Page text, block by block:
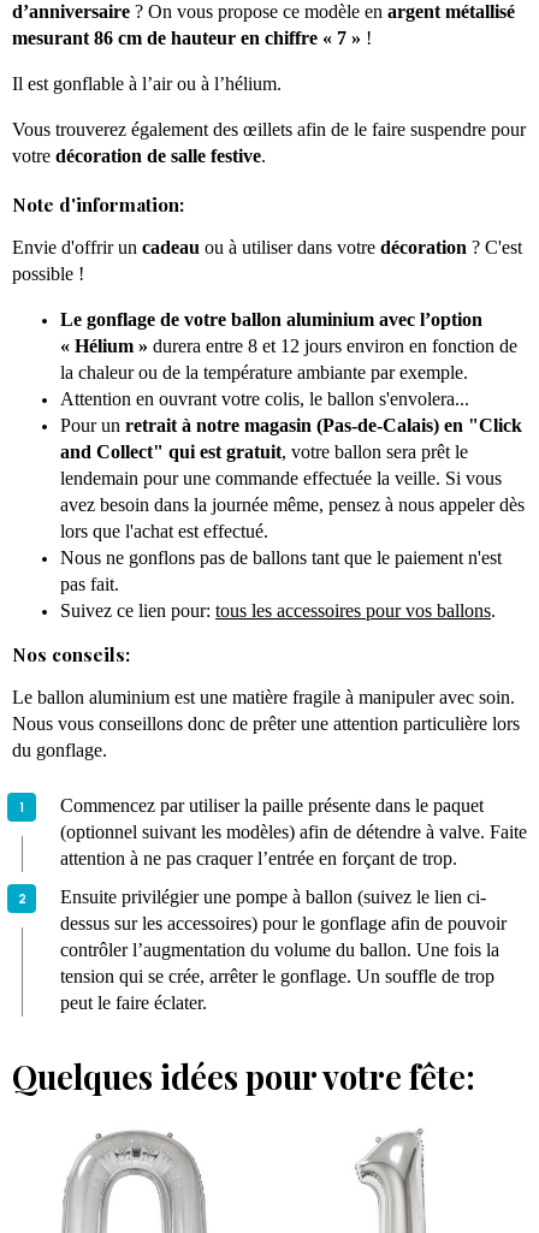
d’anniversaire ? On vous propose ce modèle en argent métallisé
mesurant 86 cm de hauteur en chiffre « 7 » !
Il est gonflable à l’air ou à l’hélium.
Vous trouverez également des œillets afin de le faire suspendre pour
votre décoration de salle festive.
Note d'information:
Envie d'offrir un cadeau ou à utiliser dans votre décoration ? C'est
possible !
Le gonflage de votre ballon aluminium avec l’option
« Hélium » durera entre 8 et 12 jours environ en fonction de
la chaleur ou de la température ambiante par exemple.
Attention en ouvrant votre colis, le ballon s'envolera...
Pour un retrait à notre magasin (Pas-de-Calais) en "Click
and Collect" qui est gratuit, votre ballon sera prêt le
lendemain pour une commande effectuée la veille. Si vous
avez besoin dans la journée même, pensez à nous appeler dès
lors que l'achat est effectué.
Nous ne gonflons pas de ballons tant que le paiement n'est
pas fait.
Suivez ce lien pour: tous les accessoires pour vos ballons.
Nos conseils:
Le ballon aluminium est une matière fragile à manipuler avec soin.
Nous vous conseillons donc de prêter une attention particulière lors
du gonflage.
Commencez par utiliser la paille présente dans le paquet
(optionnel suivant les modèles) afin de détendre à valve. Faite
attention à ne pas craquer l’entrée en forçant de trop.
Ensuite privilégier une pompe à ballon (suivez le lien ci-
dessus sur les accessoires) pour le gonflage afin de pouvoir
contrôler l’augmentation du volume du ballon. Une fois la
tension qui se crée, arrêter le gonflage. Un souffle de trop
peut le faire éclater.
Quelques idées pour votre fête: